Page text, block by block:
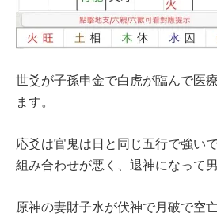
世爻が子孫申金で白虎が臨んで医
ます。
応爻は官鬼は日と同じ五行で強い
組み合わせが悪く、退神になって
原神の妻財子水が伏神で月破で空